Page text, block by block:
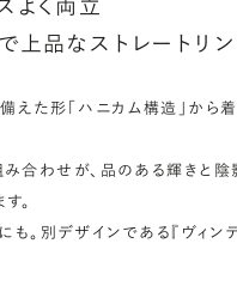
よく両立
上品なストレートリ
えた形「ハニカム構造」から
合わせが、品のある輝きと陰
。
。別デザインである『ヴィンテ